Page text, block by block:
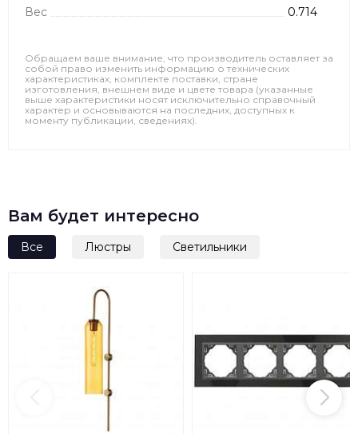
Вес
0.714
Обращаем ваше внимание, что производитель оставляет за
собой право изменить информацию о технических
характеристиках, комплекте поставки, стране
изготовления, внешнем виде и цвете товара (указанные
выше характеристики носят исключительно справочный
характер и основываются на последних, доступных к
моменту публикации, сведениях).
Вам будет интересно
Все Люстры Светильники